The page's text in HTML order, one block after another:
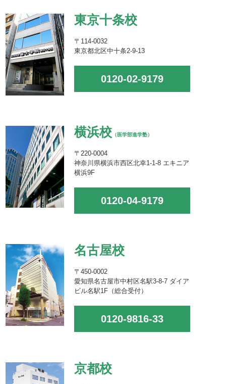
東京十条校
〒114-0032
東京都北区中十条2-9-13
0120-02-9179
横浜校 （医学部進学塾）
〒220-0004
神奈川県横浜市西区北幸1-1-8 エキニア
横浜9F
0120-04-9179
名古屋校
〒450-0002
愛知県名古屋市中村区名駅3-8-7 ダイア
ビル名駅1F（総合受付）
0120-9816-33
京都校